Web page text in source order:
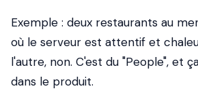
Exemple : deux restaurants au
où le serveur est attentif et
l'autre, non. C'est du "People", et
dans le produit.